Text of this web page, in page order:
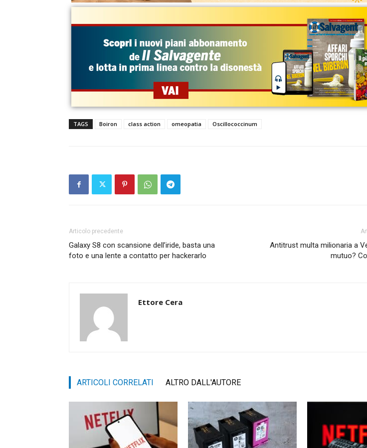
TAGS Boiron class action omeopatia Oscillococcinum
Articolo precedente
Galaxy S8 con scansione dell’iride, basta una
foto e una lente a contatto per hackerarlo
Antitrust multa milionaria a
mutuo?
Ettore Cera
ARTICOLI CORRELATI ALTRO DALL'AUTORE